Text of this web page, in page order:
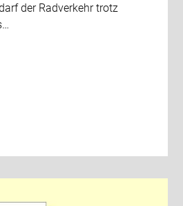
der Radverkehr trotz